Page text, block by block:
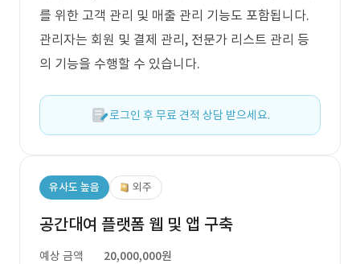
를 위한 고객 관리 및 매출 관리 기능도 포함됩니다.
관리자는 회원 및 결제 관리, 전문가 리스트 관리 등
의 기능을 수행할 수 있습니다.
로그인 후 무료 견적 상담 받으세요.
유사도 높음 외주
공간대여 플랫폼 웹 및 앱 구축
예상 금액
20,000,000원